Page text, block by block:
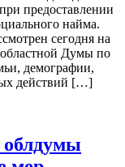
предоставлении
найма.
сегодня на
областной Думы по
демографии,
действий […]